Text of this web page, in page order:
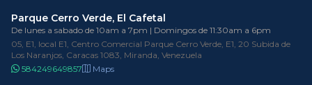
Parque Cerro Verde, El Cafetal
De lunes a sabado de 10am a 7pm | Domingos de 11:30am a 6pm
05, E1, local E1, Centro Comercial Parque Cerro Verde, E1, 20 Subida de
Los Naranjos, Caracas 1083, Miranda, Venezuela
584249649857
Maps